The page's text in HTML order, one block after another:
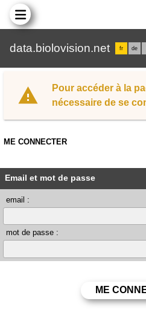
data.biolovision.net fr de
Pour accéder à la
nécessaire de se
ME CONNECTER
Email et mot de passe
email :
mot de passe :